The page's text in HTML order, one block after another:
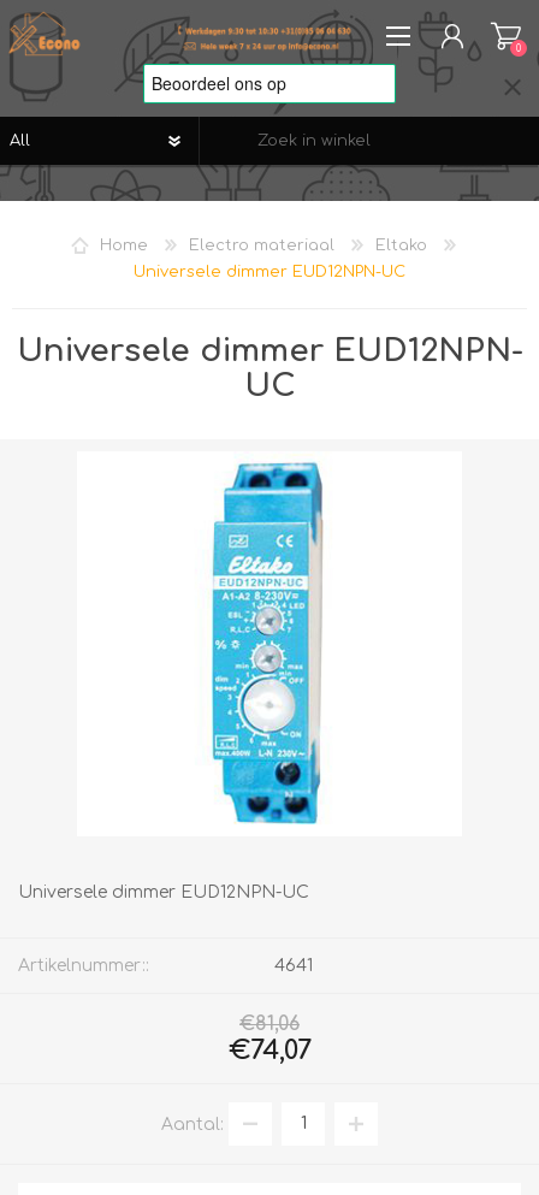
REGISTREREN
VERLANGLIJST
0
Home Electro materiaal
Eltako
Universele dimmer EUD12NPN-UC
Universele dimmer EUD12NPN-
UC
Universele dimmer EUD12NPN-UC
Artikelnummer:: 4641
€81,06
€74,07
Aantal: